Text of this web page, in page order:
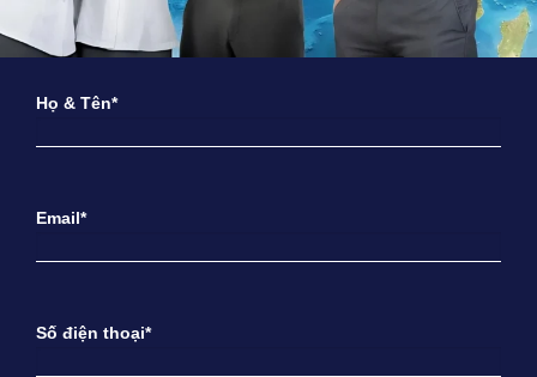
Họ & Tên*
Email*
Số điện thoại*